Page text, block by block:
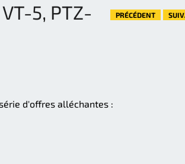
VT-5, PTZ-
PRÉCÉDENT
d'offres alléchantes :